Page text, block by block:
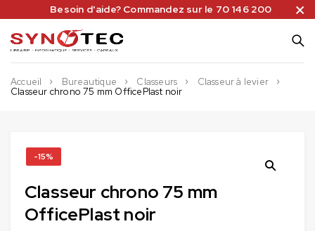
Besoin d'aide? Commandez sur le 70 146 200
Accueil Bureautique Classeurs
Classeur à levier
Classeur chrono 75 mm OfficePlast noir
-15%
Classeur chrono 75 mm
OfficePlast noir